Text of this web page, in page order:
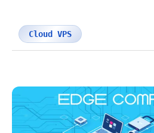
Cloud VPS